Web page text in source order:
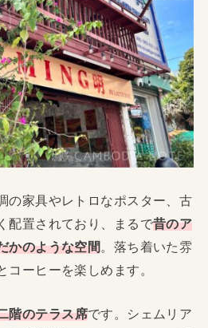
の家具やレトロなポスター、古
配置されており、まるで昔のア
かのような空間 。落ち着いた雰
コーヒーを楽しめます。
階のテラス席です。シェムリア